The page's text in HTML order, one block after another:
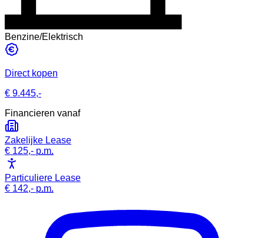
Benzine/Elektrisch
Direct kopen
€ 9.445,-
Financieren vanaf
Zakelijke Lease
€ 125,- p.m.
Particuliere Lease
€ 142,- p.m.